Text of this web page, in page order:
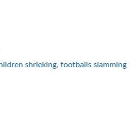
shrieking, footballs slamming